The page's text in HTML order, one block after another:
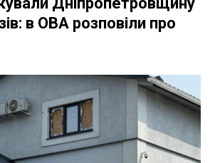
в ОВА розповіли про